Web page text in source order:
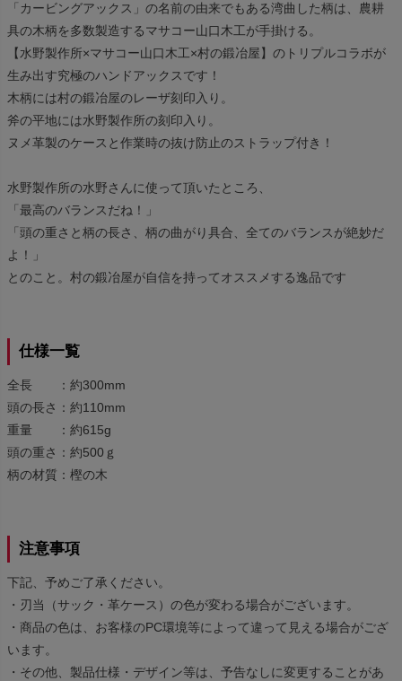
「カービングアックス」の名前の由来でもある湾曲した柄は、農耕
具の木柄を多数製造するマサコー山口木工が手掛ける。
【水野製作所×マサコー山口木工×村の鍛冶屋】のトリプルコラボが
生み出す究極のハンドアックスです！
木柄には村の鍛冶屋のレーザ刻印入り。
斧の平地には水野製作所の刻印入り。
ヌメ革製のケースと作業時の抜け防止のストラップ付き！
水野製作所の水野さんに使って頂いたところ、
「最高のバランスだね！」
「頭の重さと柄の長さ、柄の曲がり具合、全てのバランスが絶妙だ
よ！」
とのこと。村の鍛冶屋が自信を持ってオススメする逸品です
仕様一覧
全長 ：約300mm
頭の長さ：約110mm
重量 ：約615g
頭の重さ：約500ｇ
柄の材質：樫の木
注意事項
下記、予めご了承ください。
・刃当（サック・革ケース）の色が変わる場合がございます。
・商品の色は、お客様のPC環境等によって違って見える場合がござ
います。
・その他、製品仕様・デザイン等は、予告なしに変更することがあ